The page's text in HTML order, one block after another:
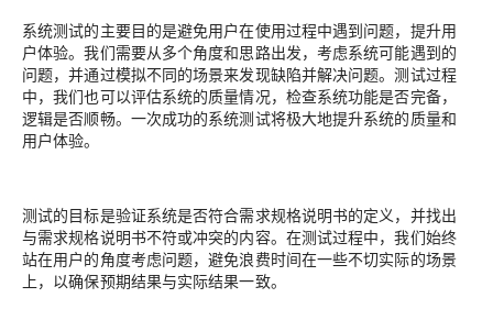
系统测试的主要目的是避免用户在使用过程中遇到问题，提升用
户体验。我们需要从多个角度和思路出发，考虑系统可能遇到的
问题，并通过模拟不同的场景来发现缺陷并解决问题。测试过程
中，我们也可以评估系统的质量情况，检查系统功能是否完备，
逻辑是否顺畅。一次成功的系统测试将极大地提升系统的质量和
用户体验。
测试的目标是验证系统是否符合需求规格说明书的定义，并找出
与需求规格说明书不符或冲突的内容。在测试过程中，我们始终
站在用户的角度考虑问题，避免浪费时间在一些不切实际的场景
上，以确保预期结果与实际结果一致。